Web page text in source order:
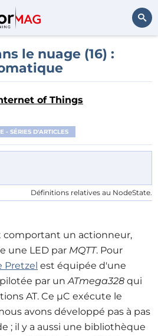
Rechercher
le nuage (16) :
of Things
- SÉRIES D'ARTICLES
Définitions relatives au NodeState.
comportant un actionneur,
une LED par MQTT. Pour
Pretzel est équipée d'une
pilotée par unATmega328 qui
AT. Ce µC exécute le
avons développé pas à pas
; il y a aussi une bibliothèque